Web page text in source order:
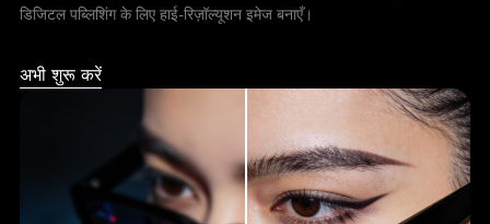
डिजिटल पब्लिशिंग के लिए हाई-रिज़ॉल्यूशन इमेज बनाएँ।
अभी शुरू करें